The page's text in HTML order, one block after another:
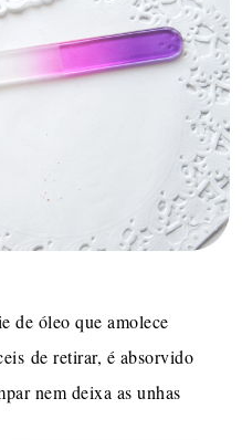
de óleo que amolece
de retirar, é absorvido
nem deixa as unhas